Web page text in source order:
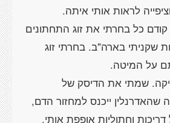
כל בחרתי את זוג התחתונים
שקניתי בארה"ב. בחרתי זוג
שמתי את הדיסק של
שהאדרנלין ייכנס למחזור הדם,
וחתוליות אופפת אותי.